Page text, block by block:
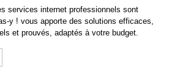
services internet professionnels sont
y ! vous apporte des solutions efficaces,
et prouvés, adaptés à votre budget.